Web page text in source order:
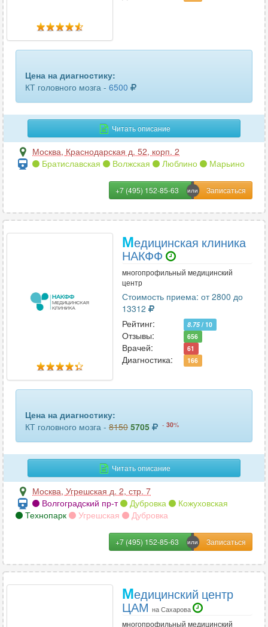
Цена на диагностику:
КТ головного мозга - 6500
Читать описание
Москва, Краснодарская д. 52, корп. 2
Братиславская
Волжская Люблино Марьино
+7 (495) 152-85-63
Медицинская клиника
НАКФФ
многопрофильный медицинский
центр
Стоимость приема: от 2800 до
13312
Рейтинг:
8.75/ 10
Отзывы: 656
Врачей: 61
Диагностика: 166
Цена на диагностику:
КТ головного мозга - 8150 5705 - 30%
Читать описание
Москва, Угрешская д. 2, стр. 7
Волгоградский пр-т
Дубровка
Кожуховская
Технопарк
Угрешская Дубровка
+7 (495) 152-85-63
Медицинский центр
ЦАМ на Сахарова
многопрофильный медицинский